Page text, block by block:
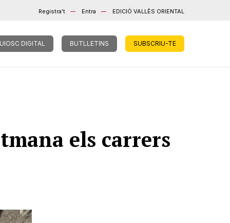
Registra't Entra EDICIÓ VALLÈS ORIENTAL
DIGITAL BUTLLETINS SUBSCRIU-TE
els carrers